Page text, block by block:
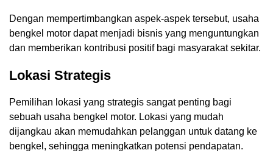
Dengan mempertimbangkan aspek-aspek tersebut, usaha
bengkel motor dapat menjadi bisnis yang menguntungkan
dan memberikan kontribusi positif bagi masyarakat sekitar.
Lokasi Strategis
Pemilihan lokasi yang strategis sangat penting bagi
sebuah usaha bengkel motor. Lokasi yang mudah
dijangkau akan memudahkan pelanggan untuk datang ke
bengkel, sehingga meningkatkan potensi pendapatan.